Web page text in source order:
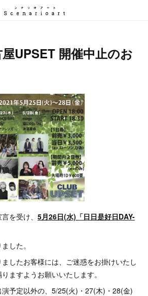
UPSET 開催中止のお
を受け、 5月26日(水)「日日是好日DAY-
した。
したお客様には、ご迷惑をお掛けいたし
ますようお願いいたします。
予定以外の、5/25(火)・27(木)・28(金)